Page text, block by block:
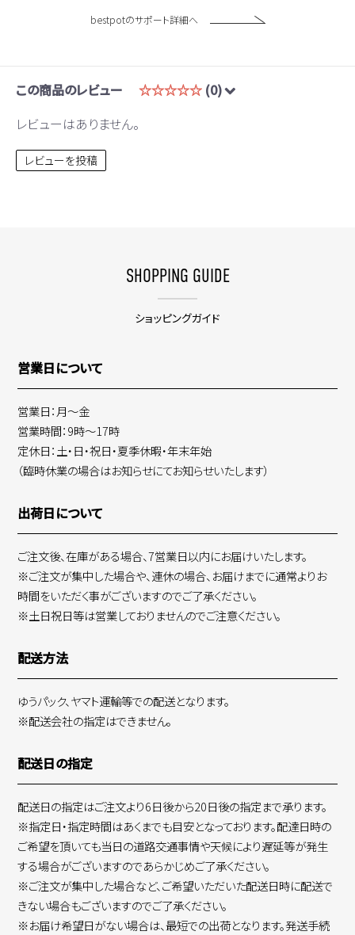
bestpotのサポート詳細へ
この商品のレビュー ☆☆☆☆☆ (0)
レビューはありません。
レビューを投稿
SHOPPING GUIDE
ショッピングガイド
営業日について
営業日：月～金
営業時間：9時～17時
定休日：土・日・祝日・夏季休暇・年末年始
（臨時休業の場合はお知らせにてお知らせいたします）
出荷日について
ご注文後、在庫がある場合、7営業日以内にお届けいたします。
※ご注文が集中した場合や、連休の場合、お届けまでに通常よりお
時間をいただく事がございますのでご了承ください。
※土日祝日等は営業しておりませんのでご注意ください。
配送方法
ゆうパック、ヤマト運輸等での配送となります。
※配送会社の指定はできません。
配送日の指定
配送日の指定はご注文より6日後から20日後の指定まで承ります。
※指定日・指定時間はあくまでも目安となっております。配達日時の
ご希望を頂いても当日の道路交通事情や天候により遅延等が発生
する場合がございますのであらかじめご了承ください。
※ご注文が集中した場合など、ご希望いただいた配送日時に配送で
きない場合もございますのでご了承ください。
※お届け希望日がない場合は、最短での出荷となります。発送手続